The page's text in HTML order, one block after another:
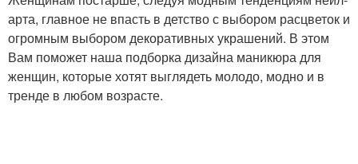
Женский маникюр
арта, главное не впасть в детство с выбором расцветок и
огромным выбором декоративных украшений. В этом
Вам поможет наша подборка дизайна маникюра для
женщин, которые хотят выглядеть молодо, модно и в
тренде в любом возрасте.